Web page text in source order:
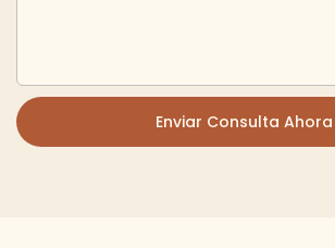
Enviar Consulta Ahora